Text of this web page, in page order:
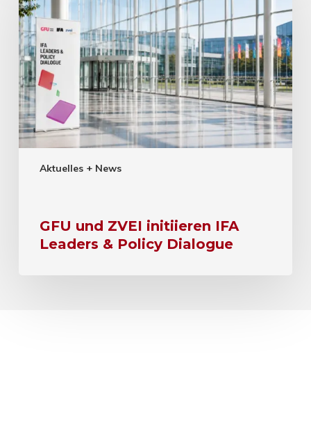
Aktuelles + News
GFU und ZVEI initiieren IFA
Leaders & Policy Dialogue